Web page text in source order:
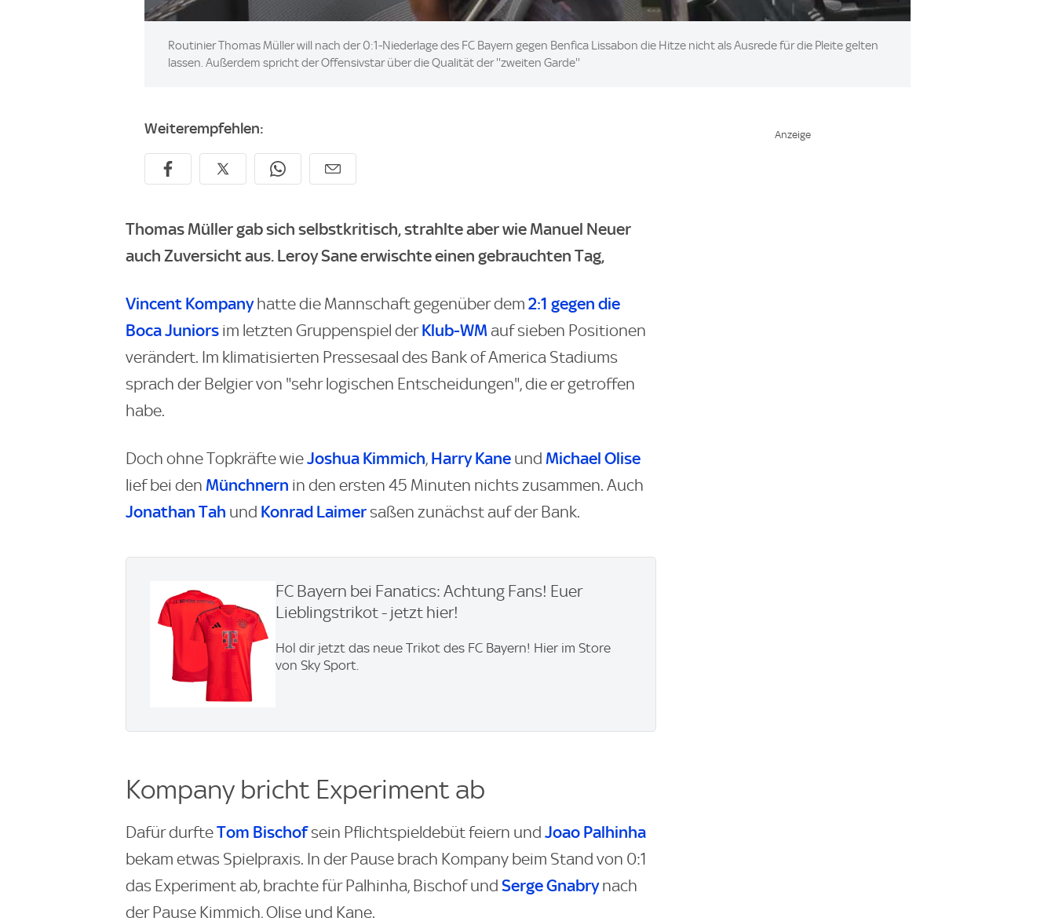
Routinier Thomas Müller will nach der 0:1-Niederlage des FC Bayern gegen Benfica Lissabon die Hitze nicht als Ausrede für die Pleite gelten
lassen. Außerdem spricht der Offensivstar über die Qualität der ''zweiten Garde''
Weiterempfehlen:
Thomas Müller gab sich selbstkritisch, strahlte aber wie Manuel Neuer
auch Zuversicht aus. Leroy Sane erwischte einen gebrauchten Tag,
Vincent Kompanyhatte die Mannschaft gegenüber dem 2:1 gegen die
Boca Juniors im letzten Gruppenspiel derKlub-WM auf sieben Positionen
verändert. Im klimatisierten Pressesaal des Bank of America Stadiums
sprach der Belgier von "sehr logischen Entscheidungen", die er getroffen
habe.
Doch ohne Topkräfte wieJoshua Kimmich, Harry Kane und Michael Olise
lief bei den Münchnern in den ersten 45 Minuten nichts zusammen. Auch
Jonathan Tah und Konrad Laimer saßen zunächst auf der Bank.
FC Bayern bei Fanatics: Achtung Fans! Euer
Lieblingstrikot - jetzt hier!
Hol dir jetzt das neue Trikot des FC Bayern! Hier im Store
von Sky Sport.
Kompany bricht Experiment ab
Dafür durfteTom Bischofsein Pflichtspieldebüt feiern und Joao Palhinha
bekam etwas Spielpraxis. In der Pause brach Kompany beim Stand von 0:1
das Experiment ab, brachte für Palhinha, Bischof und Serge Gnabrynach
der Pause Kimmich, Olise und Kane.